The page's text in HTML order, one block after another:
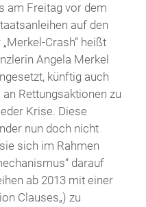
am Freitag vor dem
auf den
Merkel -Crash“ heißt
Angela Merkel
künftig auch
Rettungsaktionen zu
Krise. Diese
nun doch nicht
sich im Rahmen
darauf
ab 2013 mit einer
Clauses„) zu